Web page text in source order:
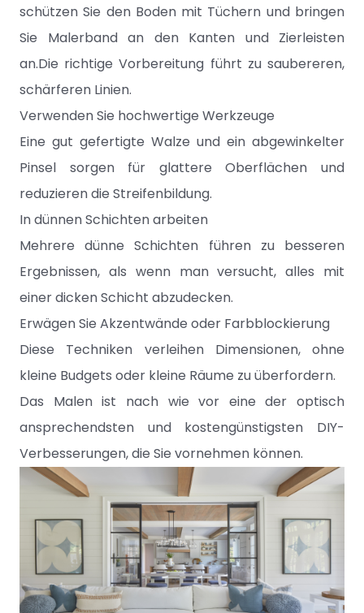
schützen Sie den Boden mit Tüchern und bringen
Sie Malerband an den Kanten und Zierleisten
an.Die richtige Vorbereitung führt zu saubereren,
schärferen Linien.
Verwenden Sie hochwertige Werkzeuge
Eine gut gefertigte Walze und ein abgewinkelter
Pinsel sorgen für glattere Oberflächen und
reduzieren die Streifenbildung.
In dünnen Schichten arbeiten
Mehrere dünne Schichten führen zu besseren
Ergebnissen, als wenn man versucht, alles mit
einer dicken Schicht abzudecken.
Erwägen Sie Akzentwände oder Farbblockierung
Diese Techniken verleihen Dimensionen, ohne
kleine Budgets oder kleine Räume zu überfordern.
Das Malen ist nach wie vor eine der optisch
ansprechendsten und kostengünstigsten DIY-
Verbesserungen, die Sie vornehmen können.